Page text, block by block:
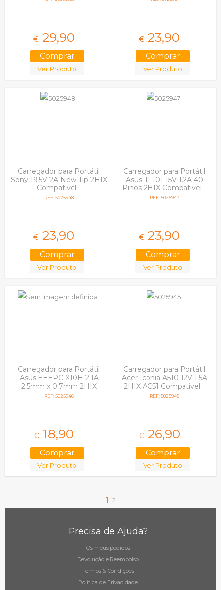
€ 29,90
Ver Produto
€ 23,90
Ver Produto
Carregador para Portátil
Sony 19.5V 2A New Tip 2HIX
Compativel
REF: 5025948
€ 23,90
Ver Produto
Carregador para Portátil
Asus TF101 15V 1.2A 40
Pinos 2HIX Compativel
REF: 5025947
€ 23,90
Ver Produto
Carregador para Portátil
Asus EEEPC X10H 2.1A
2.5mm x 0.7mm 2HIX
Compativel
REF: 5025946
€ 18,90
Ver Produto
Carregador para Portátil
Acer Iconia A510 12V 1.5A
2HIX AC51 Compativel
REF: 5025945
€ 26,90
Ver Produto
1 2
Precisa de Ajuda?
Os meus pedidos
Devolução e Reembolso
Termos & Condições
Política de Privacidade